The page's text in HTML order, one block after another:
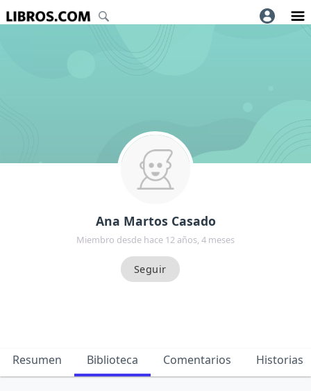
Ana Martos Casado
Miembro desde hace 12 años, 4 meses
Resumen Biblioteca Comentarios Historias